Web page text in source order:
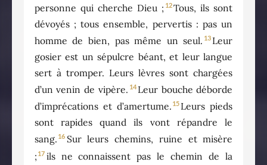
personne qui cherche Dieu ; 12Tous, ils sont
dévoyés ; tous ensemble, pervertis : pas un
homme de bien, pas même un seul. 13 Leur
gosier est un sépulcre béant, et leur langue
sert à tromper. Leurs lèvres sont chargées
d’un venin de vipère. 14 Leur bouche déborde
d’imprécations et d’amertume. 15 Leurs pieds
sont rapides quand ils vont répandre le
sang. 16 Sur leurs chemins, ruine et misère
; 17 ils ne connaissent pas le chemin de la